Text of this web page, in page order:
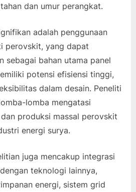
dan umur perangkat.
adalah penggunaan
perovskit, yang dapat
sebagai bahan utama panel
potensi efisiensi tinggi,
dalam desain. Peneliti
lomba mengatasi
produksi massal perovskit
energi surya.
juga mencakup integrasi
teknologi lainnya,
energi, sistem grid